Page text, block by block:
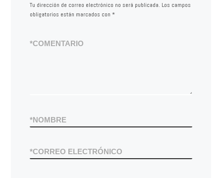
Tu dirección de correo electrónico no será publicada. Los campos
obligatorios están marcados con *
COMENTARIO
*
NOMBRE
*
CORREO ELECTRÓNICO
*